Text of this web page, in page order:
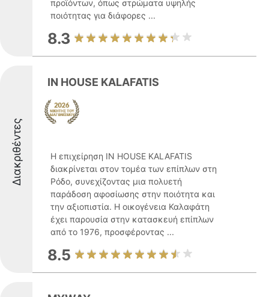
προϊόντων, όπως στρώματα υψηλής
ποιότητας για διάφορες ...
8.3
Διακριθέντες
IN HOUSE KALAFATIS
Η επιχείρηση IN HOUSE KALAFATIS
διακρίνεται στον τομέα των επίπλων στη
Ρόδο, συνεχίζοντας μια πολυετή
παράδοση αφοσίωσης στην ποιότητα και
την αξιοπιστία. Η οικογένεια Καλαφάτη
έχει παρουσία στην κατασκευή επίπλων
από το 1976, προσφέροντας ...
8.5